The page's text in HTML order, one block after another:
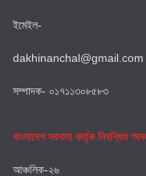
ইমেইল-
dakhinanchal@gmail.com
সম্পাদক- ০১৭১১৩০৮৫৮৩
বাংলাদেশ সরকার কর্তৃক নিবন্ধিত
আঞ্চলিক-২৬